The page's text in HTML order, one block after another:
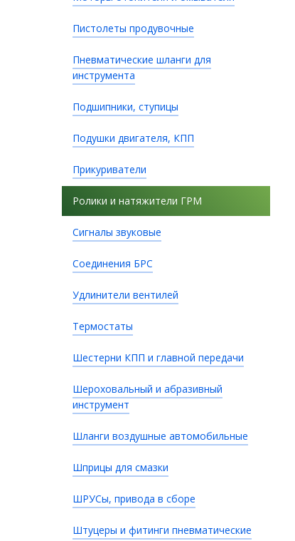
Пистолеты продувочные
Пневматические шланги для
инструмента
Подшипники, ступицы
Подушки двигателя, КПП
Прикуриватели
Ролики и натяжители ГРМ
Сигналы звуковые
Соединения БРС
Удлинители вентилей
Термостаты
Шестерни КПП и главной передачи
Шероховальный и абразивный
инструмент
Шланги воздушные автомобильные
Шприцы для смазки
ШРУСы, привода в сборе
Штуцеры и фитинги пневматические